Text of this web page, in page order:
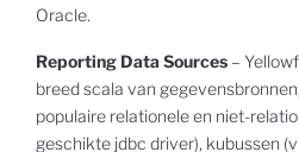
Oracle.
Reporting Data Sources –
breed scala van
populaire relationele en niet-
geschikte jdbc driver), kubussen